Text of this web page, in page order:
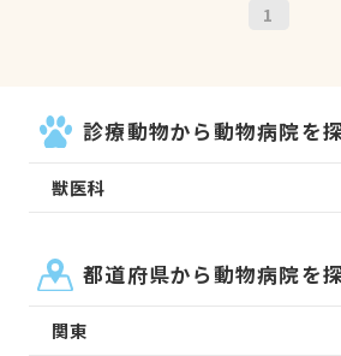
1
診療動物から動物病院を
獣医科
都道府県から動物病院を
関東